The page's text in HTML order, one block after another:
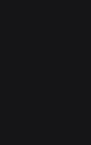
50%
aangepakt
sterker te maken
verankeren in
aanpassingen
entips
meer
De
verhoogd
follow-ups.